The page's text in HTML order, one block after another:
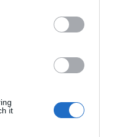
it